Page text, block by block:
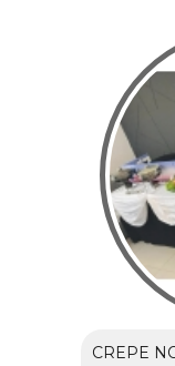
CREPE